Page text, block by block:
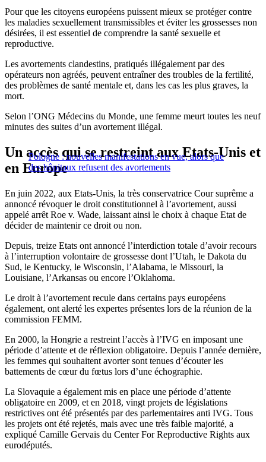
Pour que les citoyens européens puissent mieux se protéger contre
les maladies sexuellement transmissibles et éviter les grossesses non
désirées, il est essentiel de comprendre la santé sexuelle et
reproductive.
Les avortements clandestins, pratiqués illégalement par des
opérateurs non agréés, peuvent entraîner des troubles de la fertilité,
des problèmes de santé mentale et, dans les cas les plus graves, la
mort.
Selon l’ONG Médecins du Monde, une femme meurt toutes les neuf
minutes des suites d’un avortement illégal.
Pologne : nouvelles manifestations en vue, alors que
des hôpitaux refusent des avortements
Un accès qui se restreint aux Etats-Unis et
en Europe
En juin 2022, aux Etats-Unis, la très conservatrice Cour suprême a
annoncé révoquer le droit constitutionnel à l’avortement, aussi
appelé arrêt Roe v. Wade, laissant ainsi le choix à chaque Etat de
décider de maintenir ce droit ou non.
Depuis, treize Etats ont annoncé l’interdiction totale d’avoir recours
à l’interruption volontaire de grossesse dont l’Utah, le Dakota du
Sud, le Kentucky, le Wisconsin, l’Alabama, le Missouri, la
Louisiane, l’Arkansas ou encore l’Oklahoma.
Le droit à l’avortement recule dans certains pays européens
également, ont alerté les expertes présentes lors de la réunion de la
commission FEMM.
En 2000, la Hongrie a restreint l’accès à l’IVG en imposant une
période d’attente et de réflexion obligatoire. Depuis l’année dernière,
les femmes qui souhaitent avorter sont tenues d’écouter les
battements de cœur du fœtus lors d’une échographie.
La Slovaquie a également mis en place une période d’attente
obligatoire en 2009, et en 2018, vingt projets de législations
restrictives ont été présentés par des parlementaires anti IVG. Tous
les projets ont été rejetés, mais avec une très faible majorité, a
expliqué Camille Gervais du Center For Reproductive Rights aux
eurodéputés.